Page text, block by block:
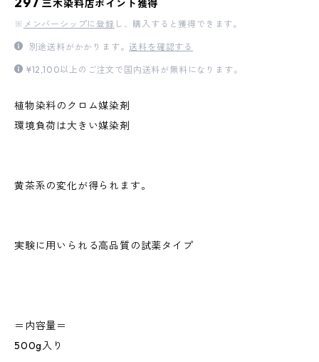
三木染料店ポイント獲得
※ メンバーシップに登録 し、購入すると獲得できます。
別途送料がかかります。送料を確認する
¥12,100以上のご注文で国内送料が無料になります。
植物染料のクロム媒染剤
環境負荷は大きい媒染剤
黄茶系の変化が得られます。
実験に用いられる高品質の試薬タイプ
＝内容量＝
500g入り